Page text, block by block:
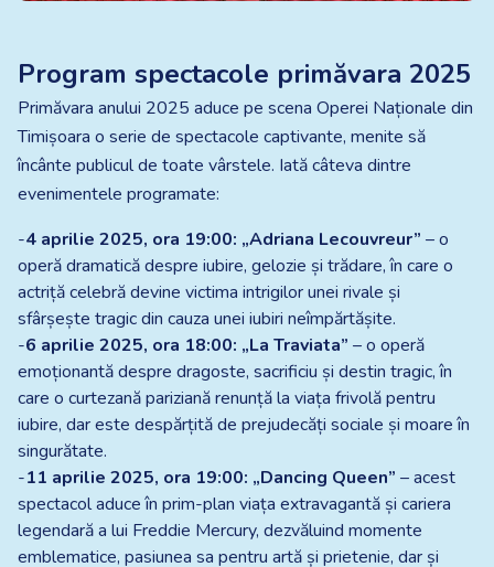
Program spectacole primăvara 2025
Primăvara anului 2025 aduce pe scena Operei Naționale din
Timișoara o serie de spectacole captivante, menite să
încânte publicul de toate vârstele. Iată câteva dintre
evenimentele programate:
-4 aprilie 2025, ora 19:00: „Adriana Lecouvreur” – o
operă dramatică despre iubire, gelozie și trădare, în care o
actriță celebră devine victima intrigilor unei rivale și
sfârșește tragic din cauza unei iubiri neîmpărtășite.
-6 aprilie 2025, ora 18:00: „La Traviata” – o operă
emoționantă despre dragoste, sacrificiu și destin tragic, în
care o curtezană pariziană renunță la viața frivolă pentru
iubire, dar este despărțită de prejudecăți sociale și moare în
singurătate.
-11 aprilie 2025, ora 19:00: „Dancing Queen” – acest
spectacol aduce în prim-plan viața extravagantă și cariera
legendară a lui Freddie Mercury, dezvăluind momente
emblematice, pasiunea sa pentru artă și prietenie, dar și